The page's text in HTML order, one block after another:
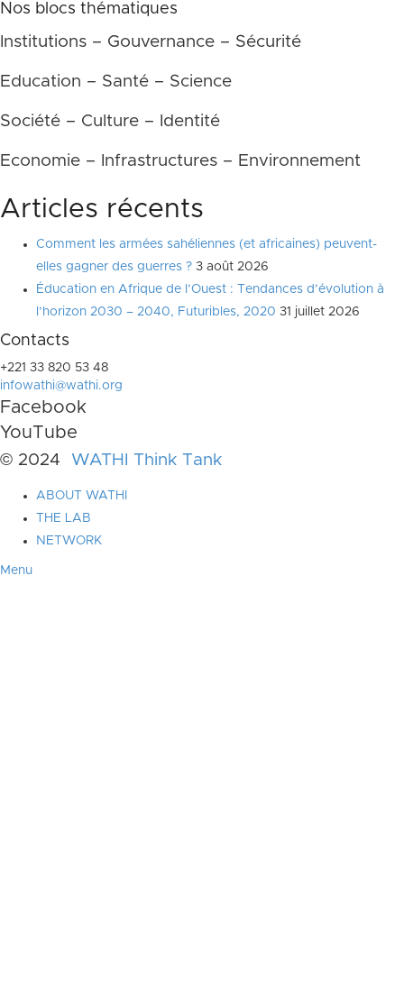
Nos blocs thématiques
Institutions – Gouvernance – Sécurité
Education – Santé – Science
Société – Culture – Identité
Economie – Infrastructures – Environnement
Articles récents
Comment les armées sahéliennes (et africaines) peuvent-
elles gagner des guerres ? 3 août 2026
Éducation en Afrique de l’Ouest : Tendances d’évolution à
l’horizon 2030 – 2040, Futuribles, 2020 31 juillet 2026
Contacts
+221 33 820 53 48
infowathi@wathi.org
Facebook
YouTube
© 2024 WATHI Think Tank
ABOUT WATHI
THE LAB
NETWORK
Menu